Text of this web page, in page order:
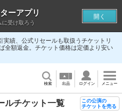
績、公式リセールも取扱うチケットリ
全額返金。チケット価格は定価より安い
検索 出品 ログイン メニュー
ルチケット一覧
この公演の
チケットを売る
ーアプリ
受け取ろう
開く